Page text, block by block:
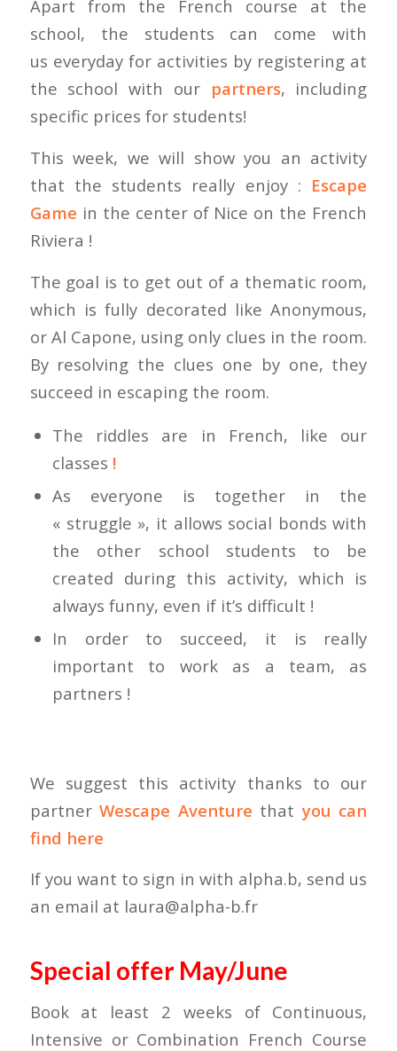
Apart from the French course at the
school, the students can come with
us everydayfor activities by registering at
the school with our partners, including
specific prices for students!
This week, we will show you an activity
that the students really enjoy : Escape
Game in the center of Nice on the French
Riviera !
The goal is to get out of a thematic room,
which is fully decorated like Anonymous,
or Al Capone, using only clues in the room.
By resolving the clues one by one, they
succeed in escaping the room.
The riddles are in French, like our
classes !
As everyone is together in the
« struggle », it allows social bonds with
the other school students to be
created during this activity, which is
always funny, even if it’s difficult !
In order to succeed, it is really
important to work as a team, as
partners !
We suggest this activity thanks to our
partnerWescape Aventure thatyou can
find here
If you want to sign in with alpha.b, send us
an email at laura@alpha-b.fr
Special offer May/June
Book at least 2 weeks of Continuous,
Intensive or Combination French Course